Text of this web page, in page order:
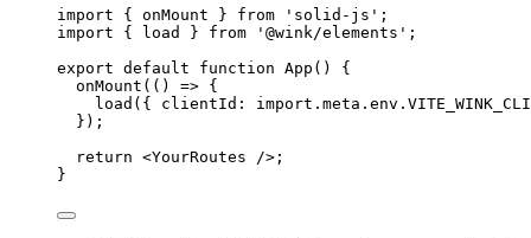
import { onMount } from ' solid-js ' ;
import { load } from ' @wink/elements ' ;
export default function App ()
{
onMount ( () => {
load ({ clientId: import. meta . env .
});
return <YourRoutes /> ;
}